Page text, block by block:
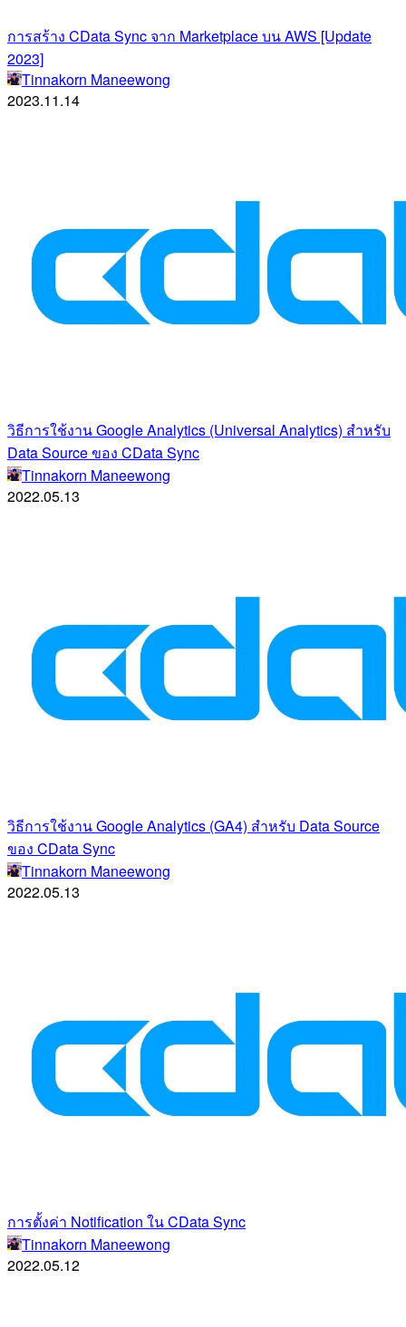
การสร้าง CData Sync จาก Marketplace บน AWS [Update
2023]
Tinnakorn Maneewong
2023.11.14
วิธีการใช้งาน Google Analytics (Universal Analytics) สำหรับ
Data Source ของ CData Sync
Tinnakorn Maneewong
2022.05.13
วิธีการใช้งาน Google Analytics (GA4) สำหรับ Data Source
ของ CData Sync
Tinnakorn Maneewong
2022.05.13
การตั้งค่า Notification ใน CData Sync
Tinnakorn Maneewong
2022.05.12